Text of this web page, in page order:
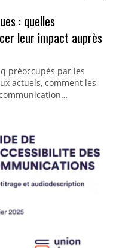
: quelles
leur impact auprès
préoccupés par les
actuels, comment les